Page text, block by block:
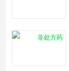
非处方药